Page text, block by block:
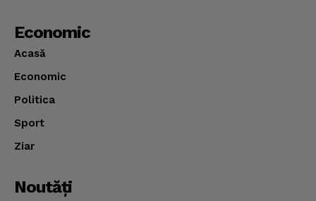
Economic
Acasă
Economic
Politica
Sport
Ziar
Noutăţi